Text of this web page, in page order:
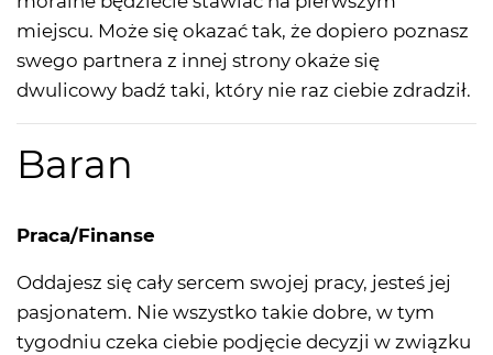
miejscu. Może się okazać tak, że dopiero poznasz
swego partnera z innej strony okaże się
dwulicowy badź taki, który nie raz ciebie zdradził.
Baran
Praca/Finanse
Oddajesz się cały sercem swojej pracy, jesteś jej
pasjonatem. Nie wszystko takie dobre, w tym
tygodniu czeka ciebie podjęcie decyzji w związku